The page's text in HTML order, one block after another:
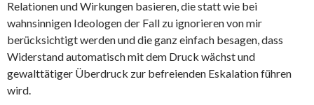
Relationen und Wirkungen basieren, die statt wie bei
wahnsinnigen Ideologen der Fall zu ignorieren von mir
berücksichtigt werden und die ganz einfach besagen, dass
Widerstand automatisch mit dem Druck wächst und
gewalttätiger Überdruck zur befreienden Eskalation führen
wird.